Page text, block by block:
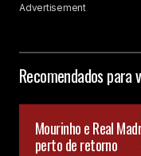
Advertisement
Recomendados para
Mourinho e Real
perto de retorno